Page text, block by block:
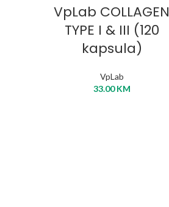
VpLab COLLAGEN
TYPE I & III (120
kapsula)
VpLab
33.00KM